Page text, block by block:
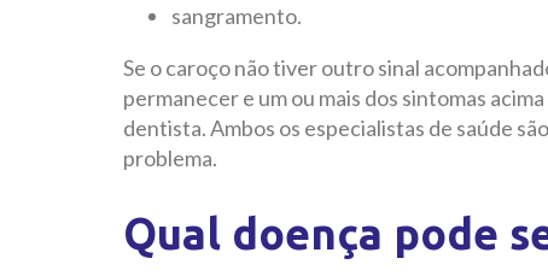
sangramento.
Se o caroço não tiver outro sinal
permanecer e um ou mais dos sintomas
dentista. Ambos os especialistas de saúde
problema.
Qual doença pode